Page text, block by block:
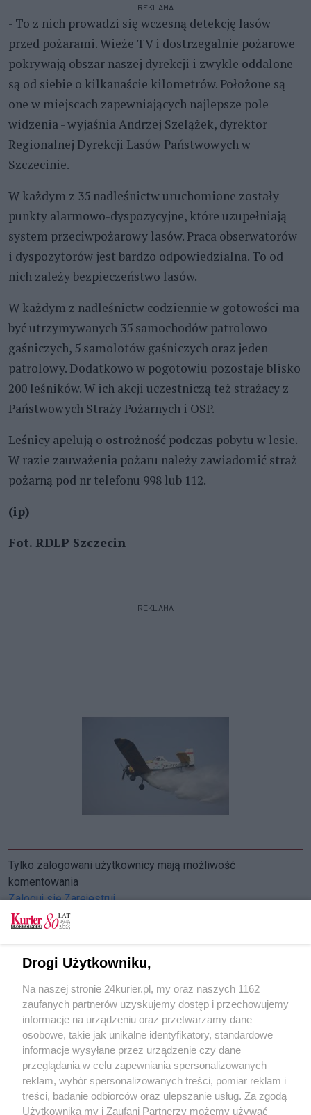
REKLAMA
- To z nich prowadzi się wczesną detekcję lasów
przed pożarami. Wieże TV i dostrzegalnie pożarowe
pokrywają obszar naszej dyrekcji i zwykle oddalone
są od siebie o kilkanaście kilometrów. Położone są
one w miejscach zapewniających najlepsze pole
widzenia - wyjaśnia Andrzej Szelążek, dyrektor
Regionalnej Dyrekcji Lasów Państwowych w
Szczecinie.
W każdym z 35 nadleśnictw uruchomione zostały
punkty alarmowo-dyspozycyjne, które uzupełniają
system przeciwpożarowy lasów. Praca obserwatorów
i dyspozytorów jest bardzo odpowiedzialna. To od
nich zależy bezpieczeństwo lasów.
W każdym z nadleśnictw codziennie w gotowości ma
być utrzymywanych 35 samochodów patrolowo-
gaśniczych, 5 samolotów gaśniczych oraz jeden
patrolowy. Dodatkowo w pogotowiu pozostaje blisko
200 leśników. W ich akcji uczestniczą też strażacy z
Państwowych Straży Pożarnych i OSP.
Leśnicy apelują o ostrożność podczas pobytu w lesie.
W razie zauważenia pożaru należy zawiadomić straż
pożarną pod nr telefonu 998 lub 112.
(ip)
Fot. RDLP Szczecin
REKLAMA
Tylko zalogowani użytkownicy mają możliwość
komentowania
Zaloguj sięZarejestruj
CZYTAJ TAKŻE
W Zachodniopomorskiem 340 pożarów lasów w
2019 roku
POGODA
17℃
Drogi Użytkowniku,
Na naszej stronie 24kurier.pl, my oraz naszych 1162
zaufanych partnerów uzyskujemy dostęp i przechowujemy
informacje na urządzeniu oraz przetwarzamy dane
osobowe, takie jak unikalne identyfikatory, standardowe
informacje wysyłane przez urządzenie czy dane
przeglądania w celu zapewniania spersonalizowanych
reklam, wybór spersonalizowanych treści, pomiar reklam i
treści, badanie odbiorców oraz ulepszanie usług. Za zgodą
Użytkownika my i Zaufani Partnerzy możemy używać